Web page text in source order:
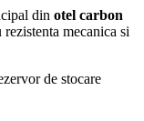
din otel carbon
mecanica si
de stocare